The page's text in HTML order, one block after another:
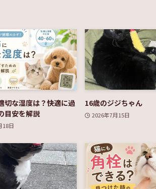
切な湿度は？快適に過
目安を解説
18日
16歳のジジちゃん
2026年7月15日